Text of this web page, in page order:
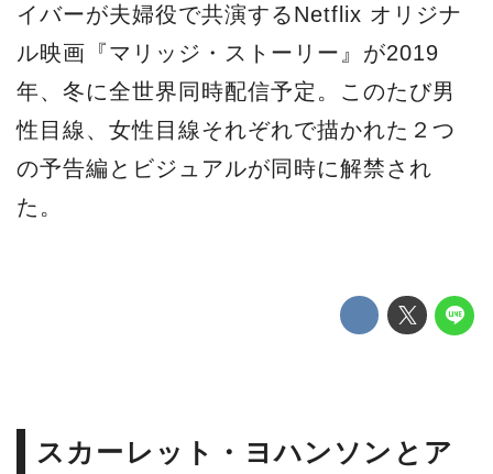
イバーが夫婦役で共演するNetflix オリジナ
ル映画『マリッジ・ストーリー』が2019
年、冬に全世界同時配信予定。このたび男
性目線、女性目線それぞれで描かれた２つ
の予告編とビジュアルが同時に解禁され
た。
スカーレット・ヨハンソンとア